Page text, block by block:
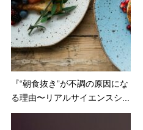
『“朝食抜き”が不調の原因にな
る理由〜リアルサイエンスシ...